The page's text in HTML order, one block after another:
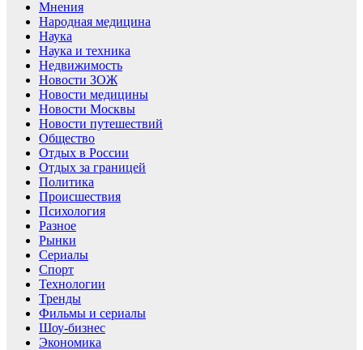
Мнения
Народная медицина
Наука
Наука и техника
Недвижимость
Новости ЗОЖ
Новости медицины
Новости Москвы
Новости путешествий
Общество
Отдых в России
Отдых за границей
Политика
Происшествия
Психология
Разное
Рынки
Сериалы
Спорт
Технологии
Тренды
Фильмы и сериалы
Шоу-бизнес
Экономика